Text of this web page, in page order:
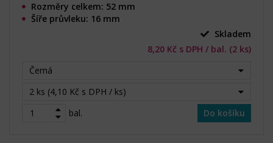
Rozměry celkem: 52 mm
Šíře průvleku: 16 mm
Skladem
8,20 Kč s DPH / bal. (2 ks)
Černá
2 ks (4,10 Kč s DPH / ks)
bal.
Do košíku